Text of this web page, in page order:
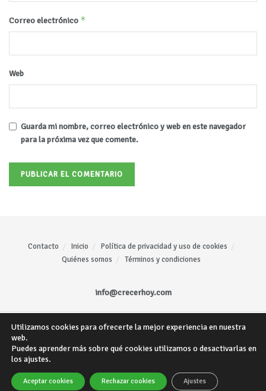
Correo electrónico *
Web
Guarda mi nombre, correo electrónico y web en este navegador
para la próxima vez que comente.
Contacto Inicio
Política de privacidad y uso de cookies
Quiénes somos
Términos y condiciones
info@crecerhoy.com
Todos los derechos reservados ©CrecerHoy- Sitio web creado porMariano
Gómez .
Utilizamos cookies para ofrecerte la mejor experiencia en nuestra
web.
Puedes aprender más sobre qué cookies utilizamos o desactivarlas en
los ajustes.
Aceptar cookies Rechazar cookies Ajustes